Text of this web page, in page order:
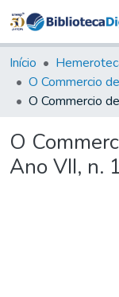
Início
O Commercio
O
Ano VII, n.